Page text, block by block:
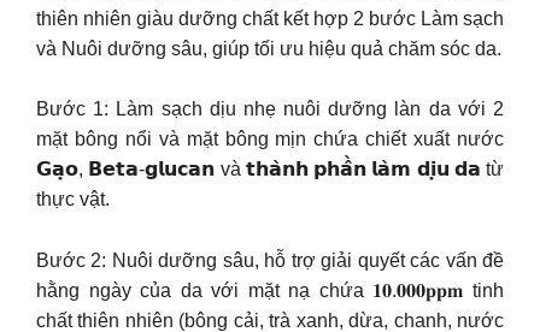
thiên nhiên giàu dưỡng chất kết hợp 2 bước Làm sạch
và Nuôi dưỡng sâu, giúp tối ưu hiệu quả chăm sóc da.
Bước 1: Làm sạch dịu nhẹ nuôi dưỡng làn da với 2
mặt bông nổi và mặt bông mịn chứa chiết xuất nước
𝗚𝗮̣𝗼, 𝗕𝗲𝘁𝗮-𝗴𝗹𝘂𝗰𝗮𝗻 và 𝘁𝗵𝗮̀𝗻𝗵 𝗽𝗵𝗮̂̀𝗻 𝗹𝗮̀𝗺 𝗱𝗶̣𝘂 𝗱𝗮 từ
thực vật.
Bước 2: Nuôi dưỡng sâu, hỗ trợ giải quyết các vấn đề
hằng ngày của da với mặt nạ chứa 𝟏𝟎.𝟎𝟎𝟎𝐩𝐩𝐦 tinh
chất thiên nhiên (bông cải, trà xanh, dừa, chanh, nước